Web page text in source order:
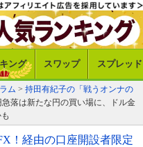
ング スワップ スプレッド
ム > 持田有紀子の「戦うオンナの
落は新たな円の買い場に、ドル金
！経由の口座開設者限定